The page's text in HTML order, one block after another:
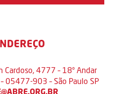
Cardoso, 4777 – 18º Andar
05477-903 – São Paulo SP